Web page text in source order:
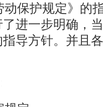
保护规定》的
进一步明确，
导方针。并且